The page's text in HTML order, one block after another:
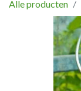
Alle producten